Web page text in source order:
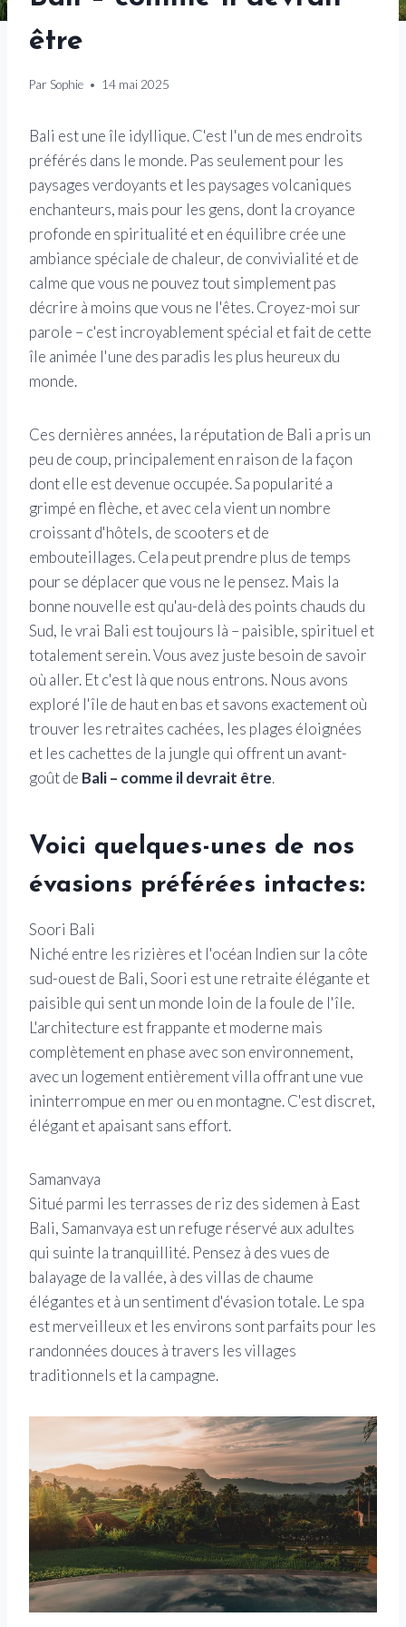
être
Par Sophie 14 mai 2025
Bali est une île idyllique. C'est l'un de mes endroits
préférés dans le monde. Pas seulement pour les
paysages verdoyants et les paysages volcaniques
enchanteurs, mais pour les gens, dont la croyance
profonde en spiritualité et en équilibre crée une
ambiance spéciale de chaleur, de convivialité et de
calme que vous ne pouvez tout simplement pas
décrire à moins que vous ne l'êtes. Croyez-moi sur
parole – c'est incroyablement spécial et fait de cette
île animée l'une des paradis les plus heureux du
monde.
Ces dernières années, la réputation de Bali a pris un
peu de coup, principalement en raison de la façon
dont elle est devenue occupée. Sa popularité a
grimpé en flèche, et avec cela vient un nombre
croissant d'hôtels, de scooters et de
embouteillages. Cela peut prendre plus de temps
pour se déplacer que vous ne le pensez. Mais la
bonne nouvelle est qu'au-delà des points chauds du
Sud, le vrai Bali est toujours là – paisible, spirituel et
totalement serein. Vous avez juste besoin de savoir
où aller. Et c'est là que nous entrons. Nous avons
exploré l'île de haut en bas et savons exactement où
trouver les retraites cachées, les plages éloignées
et les cachettes de la jungle qui offrent un avant-
goût de Bali – comme il devrait être.
Voici quelques-unes de nos
évasions préférées intactes:
Soori Bali
Niché entre les rizières et l'océan Indien sur la côte
sud-ouest de Bali, Soori est une retraite élégante et
paisible qui sent un monde loin de la foule de l'île.
L'architecture est frappante et moderne mais
complètement en phase avec son environnement,
avec un logement entièrement villa offrant une vue
ininterrompue en mer ou en montagne. C'est discret,
élégant et apaisant sans effort.
Samanvaya
Situé parmi les terrasses de riz des sidemen à East
Bali, Samanvaya est un refuge réservé aux adultes
qui suinte la tranquillité. Pensez à des vues de
balayage de la vallée, à des villas de chaume
élégantes et à un sentiment d'évasion totale. Le spa
est merveilleux et les environs sont parfaits pour les
randonnées douces à travers les villages
traditionnels et la campagne.